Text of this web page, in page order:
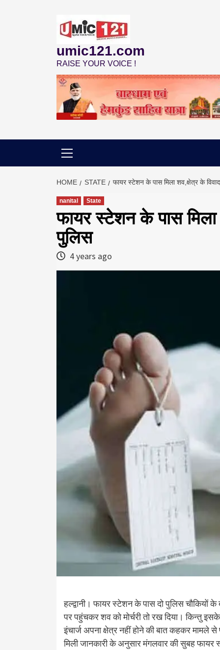
umic121.com
RAISE YOUR VOICE !
HOME STATE फायर स्टेशन के पास मिला शव,क्षेत्र के
nanital State
फायर स्टेशन के पास
पुलिस
4 years ago
हल्द्वानी। फायर स्टेशन के पास दो पुलिस
पर पहुंचकर शव को मोर्चरी तो रख दिया। किन्तु
इंचार्ज अपना क्षेत्र नहीं होने की बात कहकर
मिली जानकारी के अनुसार मंगलवार की सुबह